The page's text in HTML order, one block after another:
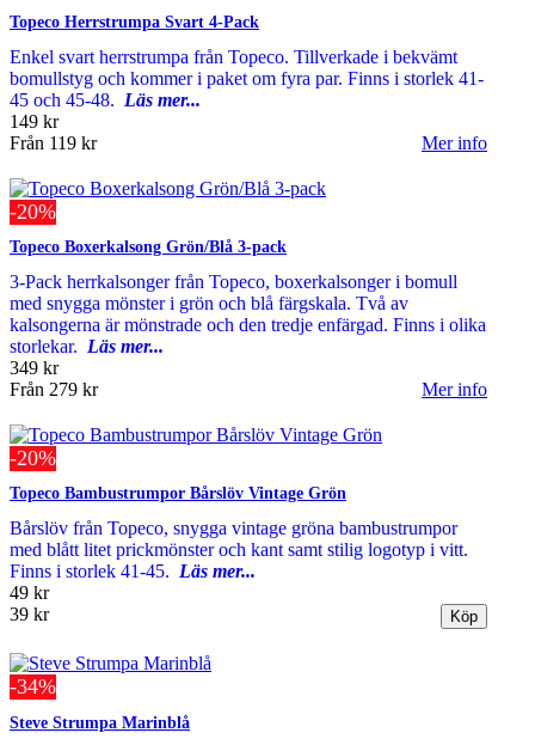
Topeco Herrstrumpa Svart 4-Pack
Enkel svart herrstrumpa från Topeco. Tillverkade i bekvämt
bomullstyg och kommer i paket om fyra par. Finns i storlek 41-
45 och 45-48. Läs mer...
149 kr
Från 119 kr Mer info
-20%
Topeco Boxerkalsong Grön/Blå 3-pack
3-Pack herrkalsonger från Topeco, boxerkalsonger i bomull
med snygga mönster i grön och blå färgskala. Två av
kalsongerna är mönstrade och den tredje enfärgad. Finns i olika
storlekar. Läs mer...
349 kr
Från 279 kr Mer info
-20%
Topeco Bambustrumpor Bårslöv Vintage Grön
Bårslöv från Topeco, snygga vintage gröna bambustrumpor
med blått litet prickmönster och kant samt stilig logotyp i vitt.
Finns i storlek 41-45. Läs mer...
49 kr
39 kr
-34%
Steve Strumpa Marinblå